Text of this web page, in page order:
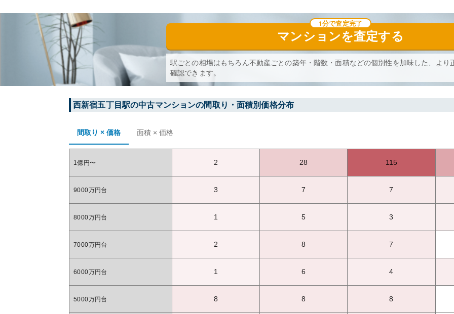
マンションを査定する
1分で査定完了
駅ごとの相場はもちろん不動産ごとの築年・階数・面積などの個別性を加味した、より
確認できます。
西新宿五丁目駅の中古マンションの間取り・面積別価格分布
間取り × 価格 面積 × 価格
1億円〜 2 28 115
9000万円台 3 7 7
8000万円台 1 5 3
7000万円台 2 8 7
6000万円台 1 6 4
5000万円台 8 8 8